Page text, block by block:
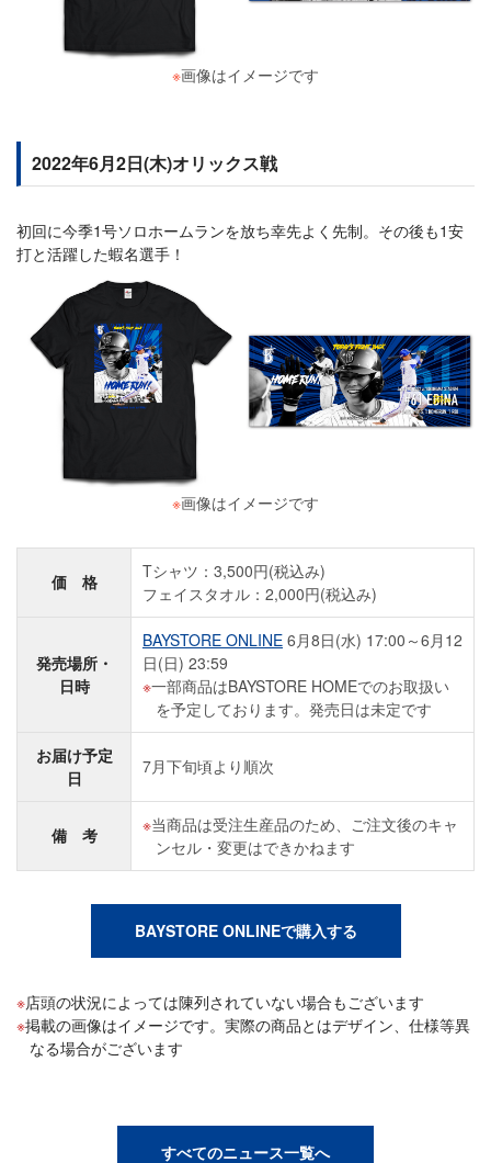
※画像はイメージです
2022年6月2日(木)オリックス戦
初回に今季1号ソロホームランを放ち幸先よく先制。その後も1安
打と活躍した蝦名選手！
※画像はイメージです
価 格
Tシャツ：3,500円(税込み)
フェイスタオル：2,000円(税込み)
発売場所・
日時
BAYSTORE ONLINE 6月8日(水) 17:00～6月12
日(日) 23:59
一部商品はBAYSTORE HOMEでのお取扱い
を予定しております。発売日は未定です
お届け予定
日
7月下旬頃より順次
備 考
当商品は受注生産品のため、ご注文後のキャ
ンセル・変更はできかねます
BAYSTORE ONLINEで購入する
店頭の状況によっては陳列されていない場合もございます
掲載の画像はイメージです。実際の商品とはデザイン、仕様等異
なる場合がございます
すべてのニュース一覧へ